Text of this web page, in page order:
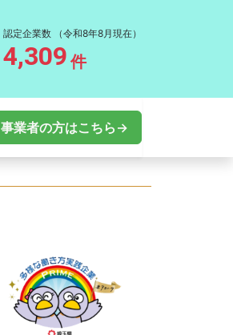
認定企業数 （令和8年8月現在）
4,309 件
事業者の方はこちら→